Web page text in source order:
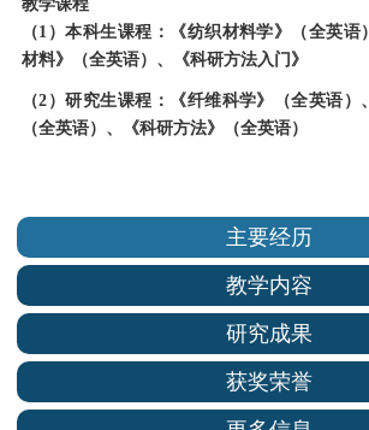
教学课程
（1）本科生课程：《纺织材料学》（全英
材料》（全英语）、《科研方法入门》
（2）研究生课程：《纤维科学》（全英语）
（全英语）、《科研方法》（全英语）
主要经历
教学内容
研究成果
获奖荣誉